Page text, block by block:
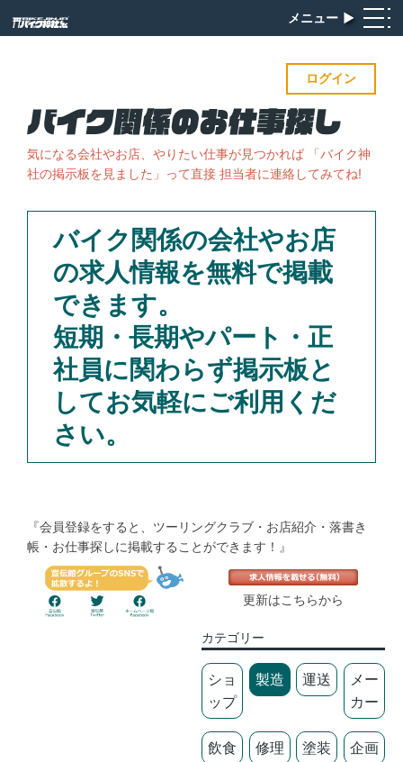
メニュー ▶︎
ログイン
気になる会社やお店、やりたい仕事が見つかれば 「バイク神
社の掲示板を見ました」って直接 担当者に連絡してみてね!
バイク関係の会社やお店
の求人情報を無料で掲載
できます。
短期・長期やパート・正
社員に関わらず掲示板と
してお気軽にご利用くだ
さい。
『会員登録をすると、ツーリングクラブ・お店紹介・落書き
帳・お仕事探しに掲載することができます！』
更新はこちらから
カテゴリー
ショ
ップ
製造 運送
メー
カー
飲食 修理 塗装 企画